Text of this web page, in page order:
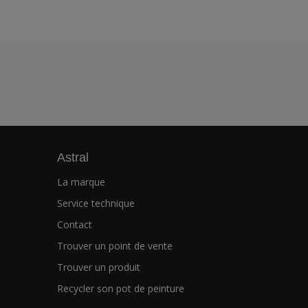
Astral
La marque
Service technique
Contact
Trouver un point de vente
Trouver un produit
Recycler son pot de peinture